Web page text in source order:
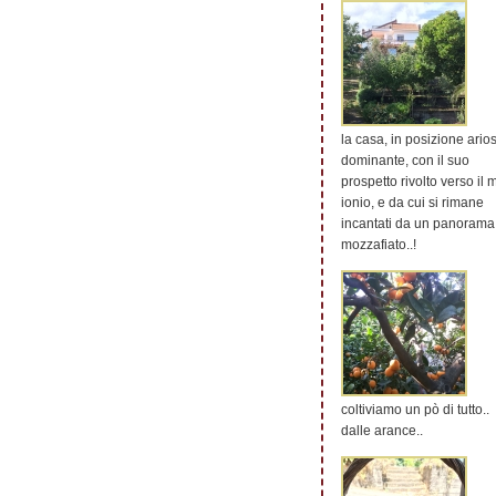
la casa, in posizione
dominante, con il suo
prospetto rivolto verso il
ionio, e da cui si rimane
incantati da un panorama
mozzafiato..!
coltiviamo un pò di tutto..
dalle arance..